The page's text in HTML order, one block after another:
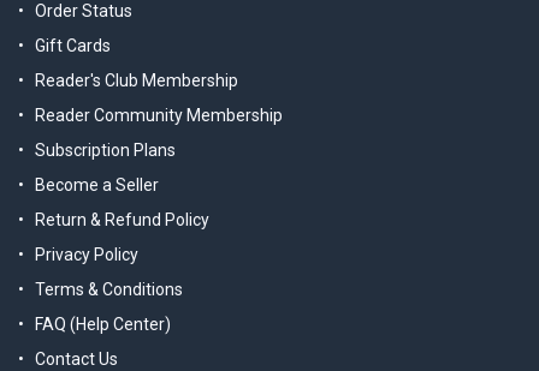
Order Status
Gift Cards
Reader's Club Membership
Reader Community Membership
Subscription Plans
Become a Seller
Return & Refund Policy
Privacy Policy
Terms & Conditions
FAQ (Help Center)
Contact Us